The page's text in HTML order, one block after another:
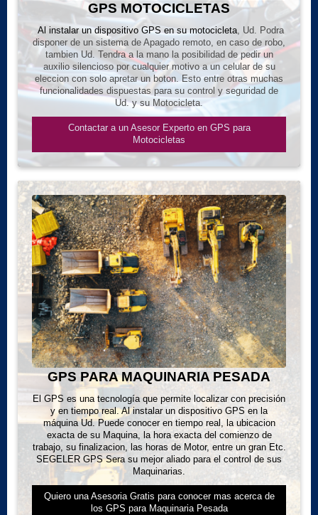
GPS MOTOCICLETAS
Al instalar un dispositivo GPS en su motocicleta, Ud. Podra
disponer de un sistema de Apagado remoto, en caso de robo,
tambien Ud. Tendra a la mano la posibilidad de pedir un
auxilio silencioso por cualquier motivo a un celular de su
eleccion con solo apretar un boton. Esto entre otras muchas
funcionalidades dispuestas para su control y seguridad de
Ud. y su Motocicleta.
Contactar a un Asesor Experto en GPS para
Motocicletas
GPS PARA MAQUINARIA PESADA
El GPS es una tecnología que permite localizar con precisión
y en tiempo real. Al instalar un dispositivo GPS en la
máquina Ud. Puede conocer en tiempo real, la ubicacion
exacta de su Maquina, la hora exacta del comienzo de
trabajo, su finalizacion, las horas de Motor, entre un gran Etc.
SEGELER GPS Sera su mejor aliado para el control de sus
Maquinarias.
Quiero una Asesoria Gratis para conocer mas acerca de
los GPS para Maquinaria Pesada